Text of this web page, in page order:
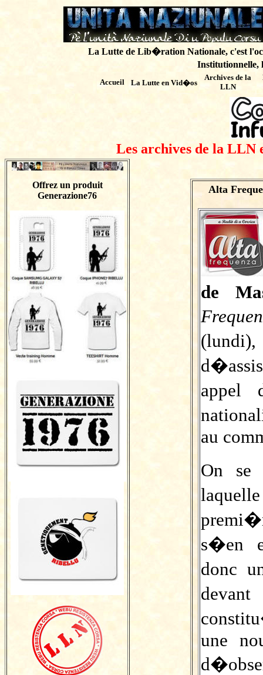
La Lutte de Lib�ration Nationale, c'est
Institutionnelle,
Accueil La Lutte en Vid�os
Archives de la
LLN
Les archives de la LLN
Offrez un produit
Generazione76
Alta
de
appel
au
On se
s�en
donc
une